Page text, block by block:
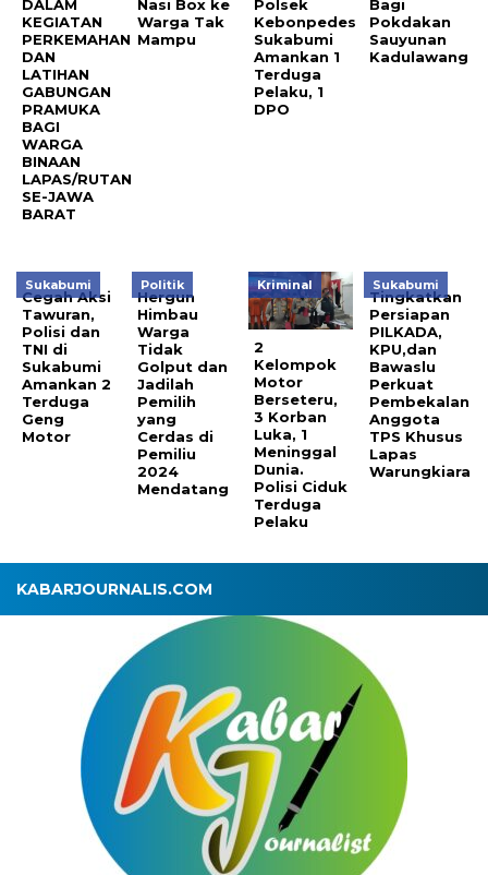
DALAM
KEGIATAN
PERKEMAHAN
DAN
LATIHAN
GABUNGAN
PRAMUKA
BAGI
WARGA
BINAAN
LAPAS/RUTAN
SE-JAWA
BARAT
Nasi Box ke
Warga Tak
Mampu
Polsek
Kebonpedes
Sukabumi
Amankan 1
Terduga
Pelaku, 1
DPO
Bagi
Pokdakan
Sauyunan
Kadulawang
Sukabumi
Cegah Aksi
Tawuran,
Polisi dan
TNI di
Sukabumi
Amankan 2
Terduga
Geng
Motor
Politik
Hergun
Himbau
Warga
Tidak
Golput dan
Jadilah
Pemilih
yang
Cerdas di
Pemiliu
2024
Mendatang
Kriminal
2
Kelompok
Motor
Berseteru,
3 Korban
Luka, 1
Meninggal
Dunia.
Polisi Ciduk
Terduga
Pelaku
Sukabumi
Tingkatkan
Persiapan
PILKADA,
KPU,dan
Bawaslu
Perkuat
Pembekalan
Anggota
TPS Khusus
Lapas
Warungkiara
KABARJOURNALIS.COM